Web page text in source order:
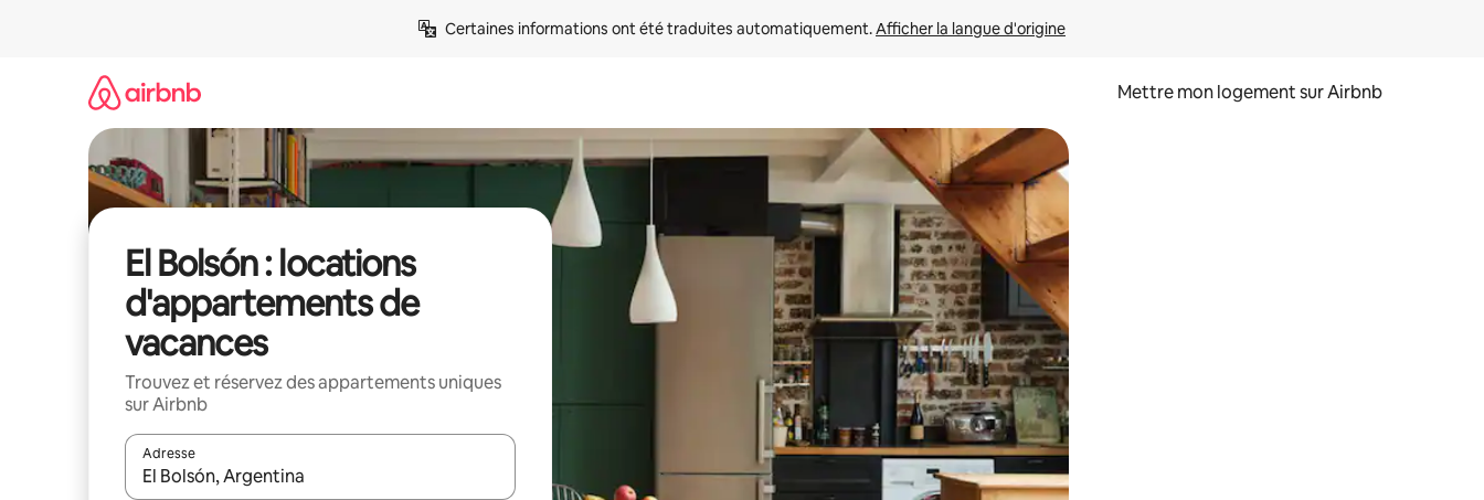
Certaines informations ont été traduites automatiquement. Afficher la langue d'origine
Mettre mon logement sur Airbnb
El Bolsón : locations
d'appartements de
vacances
Trouvez et réservez des appartements uniques
sur Airbnb
Adresse
Lorsque les résultats s'affichent, utilisez les flèches vers le haut et vers le bas pour les parcourir ou en appuyant et en faisant glisser.